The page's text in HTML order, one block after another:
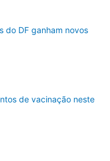
do DF ganham novos
de vacinação neste